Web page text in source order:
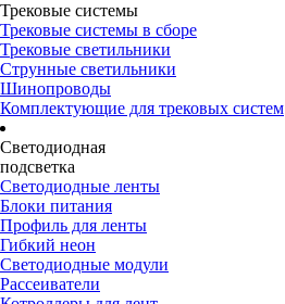
Трековые системы
Трековые системы в сборе
Трековые светильники
Струнные светильники
Шинопроводы
Комплектующие для трековых систем
Светодиодная
подсветка
Светодиодные ленты
Блоки питания
Профиль для ленты
Гибкий неон
Светодиодные модули
Рассеиватели